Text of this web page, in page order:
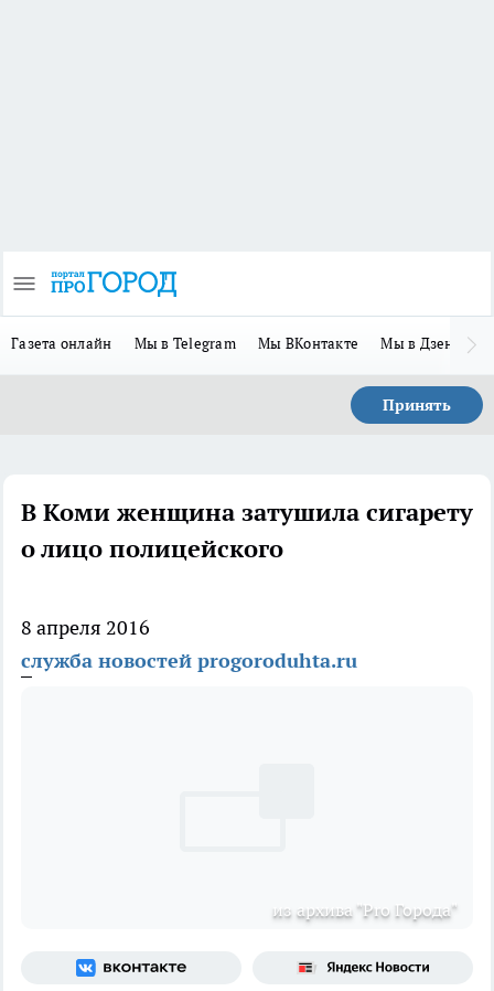
Газета онлайн Мы в Telegram Мы ВКонтакте Мы в Дзене
Принять
В Коми женщина затушила сигарету
о лицо полицейского
8 апреля 2016
служба новостей progoroduhta.ru
из архива "Pro Города"